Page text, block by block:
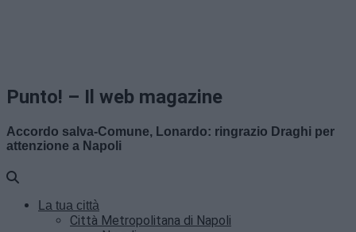
Punto! – Il web magazine
Accordo salva-Comune, Lonardo: ringrazio Draghi per
attenzione a Napoli
La tua città
Città Metropolitana di Napoli